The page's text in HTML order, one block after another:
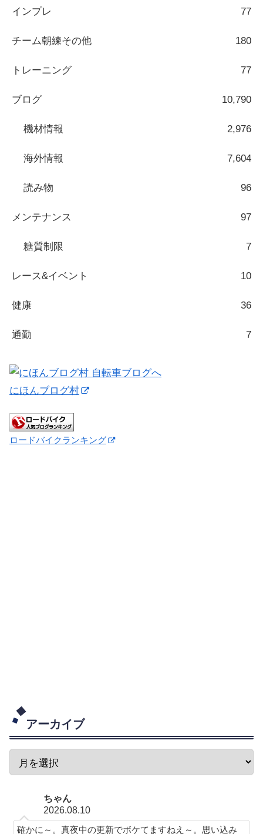
インプレ 77
チーム朝練その他 180
トレーニング 77
ブログ 10,790
機材情報 2,976
海外情報 7,604
読み物 96
メンテナンス 97
糖質制限 7
レース&イベント 10
健康 36
通勤 7
にほんブログ村
ロードバイクランキング
アーカイブ
ちゃん
2026.08.10
確かに～。真夜中の更新でボケてますねえ～。思い込み